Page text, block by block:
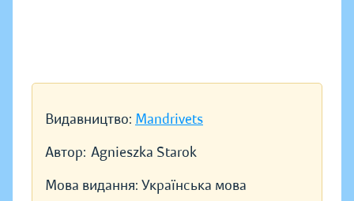
Видавництво: Mandrivets
Автор: Agnieszka Starok
Мова видання: Українська мова